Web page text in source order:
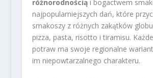
różnorodnościąi bogactwem
najpopularniejszych dań, które
smakoszy z różnych zakątków
pizza, pasta, risotto i tiramisu.
potraw ma swoje regionalne
im niepowtarzalnego charakteru.